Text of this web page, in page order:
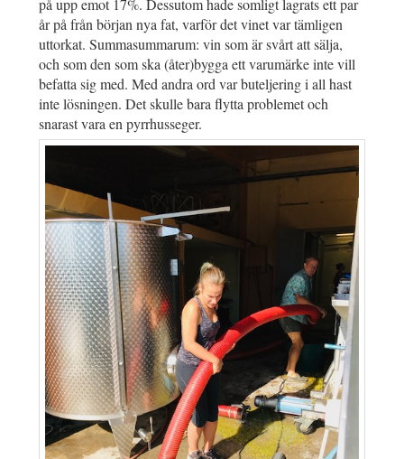
år på från början nya fat, varför det vinet var tämligen
uttorkat. Summasummarum: vin som är svårt att sälja,
och som den som ska (åter)bygga ett varumärke inte vill
befatta sig med. Med andra ord var buteljering i all hast
inte lösningen. Det skulle bara flytta problemet och
snarast vara en pyrrhusseger.